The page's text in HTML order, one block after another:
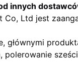
innych
Co, Ltd jest
głównymi
polerowanie